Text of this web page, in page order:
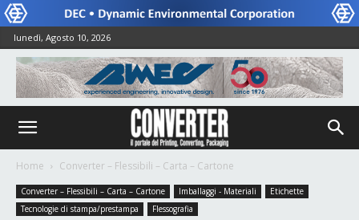
lunedì, Agosto 10, 2026
Home Converter – Flessibili – Carta – Cartone
Converter – Flessibili – Carta – Cartone Imballaggi - Materiali
Etichette
Tecnologie di stampa/prestampa
Flessografia